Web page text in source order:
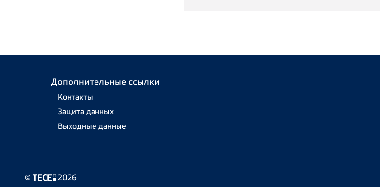
Дополнительные ссылки
Контакты
Защита данных
Выходные данные
© 2026